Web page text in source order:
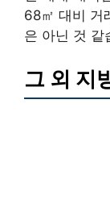
68㎡ 대비 거
은 아닌 것 같
그 외 지